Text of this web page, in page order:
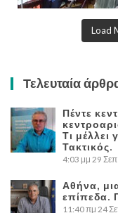
Load
Τελευταία
Πέντε
Τι μέλλει
Τακτικός.
4:03 μμ 29
Αθήνα,
επίπεδα.
11:40 πμ 24